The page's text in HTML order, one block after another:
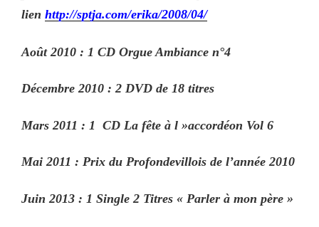
lien http://sptja.com/erika/2008/04/
Août 2010 : 1 CD Orgue Ambiance n°4
Décembre 2010 : 2 DVD de 18 titres
Mars 2011 : 1 CD La fête à l »accordéon Vol 6
Mai 2011 : Prix du Profondevillois de l’année 2010
Juin 2013 : 1 Single 2 Titres « Parler à mon père »